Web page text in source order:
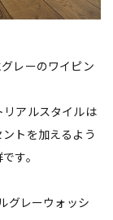
グレーのワイピン
アルスタイルは
トを加えるよう
す。
グレーウォッシ